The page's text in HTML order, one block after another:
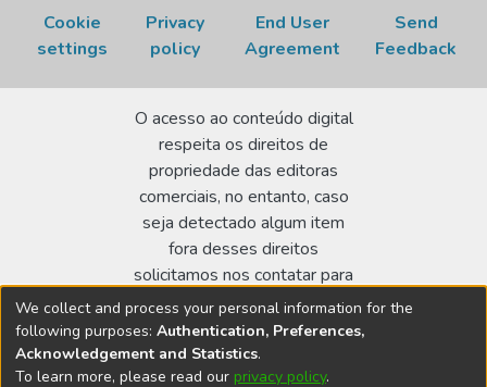
Cookie
settings
Privacy
policy
End User
Agreement
Send
Feedback
O acesso ao conteúdo digital
respeita os direitos de
propriedade das editoras
comerciais, no entanto, caso
seja detectado algum item
fora desses direitos
solicitamos nos contatar para
realizar a regularização.
Biblioteca Terezine Arantes Ferraz
Av. Lineu Prestes 2242 - Cidade Universitária - CEP:
We collect and process your personal information for the
following purposes: Authentication, Preferences,
Acknowledgement and Statistics.
To learn more, please read our privacy policy.